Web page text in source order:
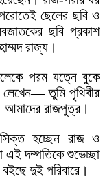
ছেলের ছবি ও
ছবি প্রকাশ
রাজ্য।
পরম যত্নে বুকে
তুমি পৃথিবীর
রাজপুত্র।
সিক্ত হচ্ছেন রাজ ও
এই দম্পতিকে শুভেচ্ছা
দুই পরিবারে।